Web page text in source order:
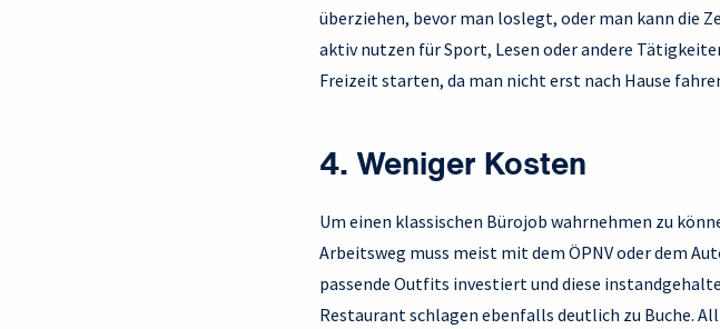
überziehen, bevor man loslegt, oder man kann die
aktiv nutzen für Sport, Lesen oder andere
Freizeit starten, da man nicht erst nach Hause
4. Weniger Kosten
Um einen klassischen Bürojob wahrnehmen zu
Arbeitsweg muss meist mit dem ÖPNV oder dem
passende Outfits investiert und diese
Restaurant schlagen ebenfalls deutlich zu Buche.